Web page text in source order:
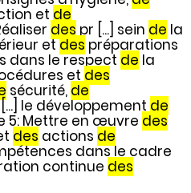
et de
des pr [...] sein de la
etdes préparations
dans le respect de la
et des
sécurité, de
[...] le développement de
5: Mettre en œuvre des
des actions de
dans le cadre
continue des